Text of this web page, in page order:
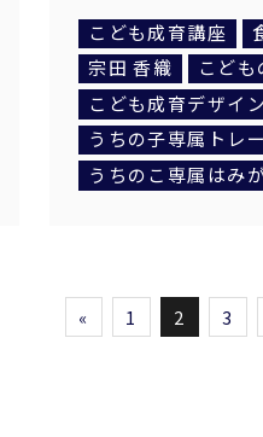
こども成育講座
宗田 香織
こども
こども成育デザイン
うちの子専属トレ
うちのこ専属はみ
« 1 2 3